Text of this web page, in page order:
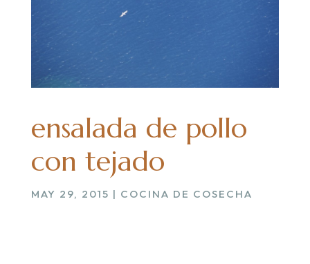
ensalada de pollo
con tejado
MAY 29, 2015 | COCINA DE COSECHA